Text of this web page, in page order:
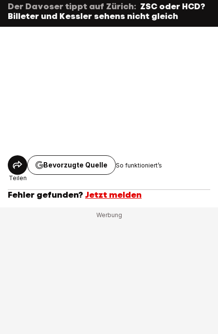
Der Davoser tippt auf Zürich: ZSC oder HCD?
Billeter und Kessler sehens nicht gleich
Teilen
Bevorzugte Quelle So funktioniert’s
Fehler gefunden? Jetzt melden